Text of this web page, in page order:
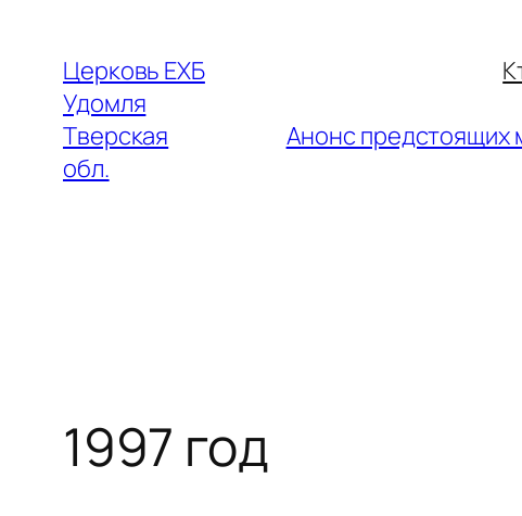
содержимому
Церковь ЕХБ
Удомля
Тверская
обл.
Анонс предстоящих
1997 год